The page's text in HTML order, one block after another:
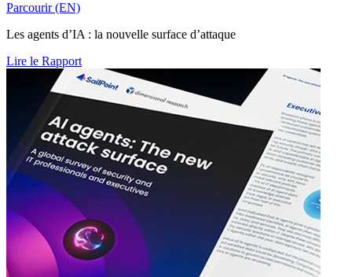
Parcourir (EN)
Les agents d’IA : la nouvelle surface d’attaque
Lire le Rapport